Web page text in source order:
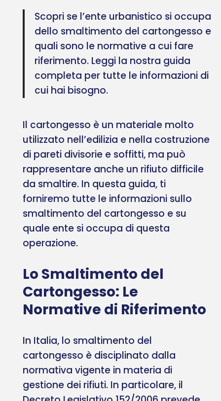
Scopri se l’ente urbanistico si occupa
dello smaltimento del cartongesso e
quali sono le normative a cui fare
riferimento. Leggi la nostra guida
completa per tutte le informazioni di
cui hai bisogno.
Il cartongesso è un materiale molto
utilizzato nell’edilizia e nella costruzione
di pareti divisorie e soffitti, ma può
rappresentare anche un rifiuto difficile
da smaltire. In questa guida, ti
forniremo tutte le informazioni sullo
smaltimento del cartongesso e su
quale ente si occupa di questa
operazione.
Lo Smaltimento del
Cartongesso: Le
Normative di Riferimento
In Italia, lo smaltimento del
cartongesso è disciplinato dalla
normativa vigente in materia di
gestione dei rifiuti. In particolare, il